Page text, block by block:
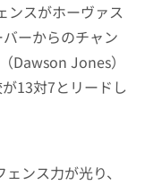
ンスがホーヴァス
ーからのチャン
（Dawson Jones）
13対7とリードし
ンス力が光り、